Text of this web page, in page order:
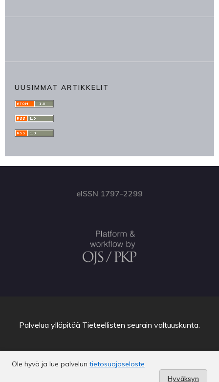
UUSIMMAT ARTIKKELIT
eISSN 1797-2299
Ole hyvä ja lue palvelun tietosuojaseloste
Hyväksyn
Palvelua ylläpitää Tieteellisten seurain valtuuskunta.